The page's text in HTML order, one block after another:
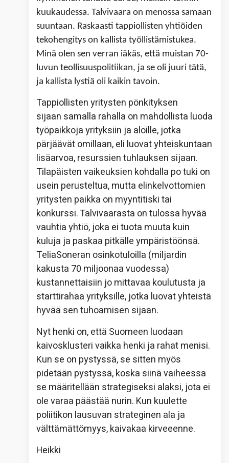
kuukaudessa. Talvivaara on menossa samaan
suuntaan. Raskaasti tappiollisten yhtiöiden
tekohengitys on kallista työllistämistukea.
Minä olen sen verran iäkäs, että muistan 70-
luvun teollisuuspolitiikan, ja se oli juuri tätä,
ja kallista lystiä oli kaikin tavoin.
Tappiollisten yritysten pönkityksen
sijaan samalla rahalla on mahdollista luoda
työpaikkoja yrityksiin ja aloille, jotka
pärjäävät omillaan, eli luovat yhteiskuntaan
lisäarvoa, resurssien tuhlauksen sijaan.
Tilapäisten vaikeuksien kohdalla po tuki on
usein perusteltua, mutta elinkelvottomien
yritysten paikka on myyntitiski tai
konkurssi. Talvivaarasta on tulossa hyvää
vauhtia yhtiö, joka ei tuota muuta kuin
kuluja ja paskaa pitkälle ympäristöönsä.
TeliaSoneran osinkotuloilla (miljardin
kakusta 70 miljoonaa vuodessa)
kustannettaisiin jo mittavaa koulutusta ja
starttirahaa yrityksille, jotka luovat yhteistä
hyvää sen tuhoamisen sijaan.
Nyt henki on, että Suomeen luodaan
kaivosklusteri vaikka henki ja rahat menisi.
Kun se on pystyssä, se sitten myös
pidetään pystyssä, koska siinä vaiheessa
se määritellään strategiseksi alaksi, jota ei
ole varaa päästää nurin. Kun kuulette
poliitikon lausuvan strateginen ala ja
välttämättömyys, kaivakaa kirveeenne.
Heikki